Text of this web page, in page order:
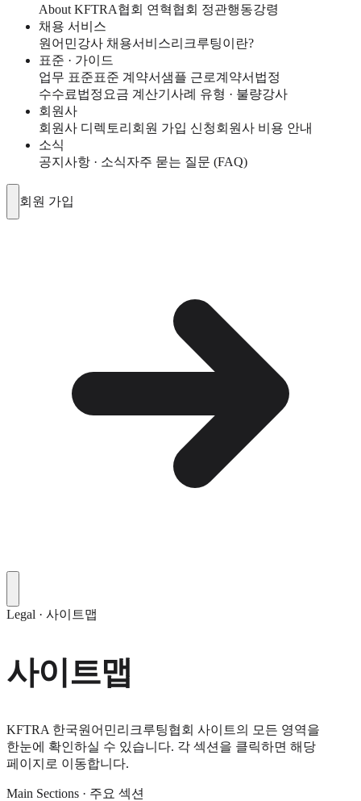
About KFTRA협회 연혁협회 정관행동강령
채용 서비스
원어민강사 채용서비스리크루팅이란?
표준 · 가이드
업무 표준표준 계약서샘플 근로계약서 법정
수수료법정요금 계산기 사례 유형 · 불량강사
회원사
회원사 디렉토리 회원 가입 신청회원사 비용 안내
소식
공지사항 · 소식자주 묻는 질문 (FAQ)
회원 가입
Legal · 사이트맵
사이트맵
KFTRA 한국원어민리크루팅협회 사이트의 모든 영역을
한눈에 확인하실 수 있습니다. 각 섹션을 클릭하면 해당
페이지로 이동합니다.
Main Sections · 주요 섹션